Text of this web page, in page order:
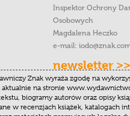
Inspektor Ochrony
Osobowych
Magdalena Heczko
e-mail:
newsletter >>
Znak wyraża zgodę na
aktualnie na stronie
biogramy autorów oraz opisy
w recenzjach książek, katalogach